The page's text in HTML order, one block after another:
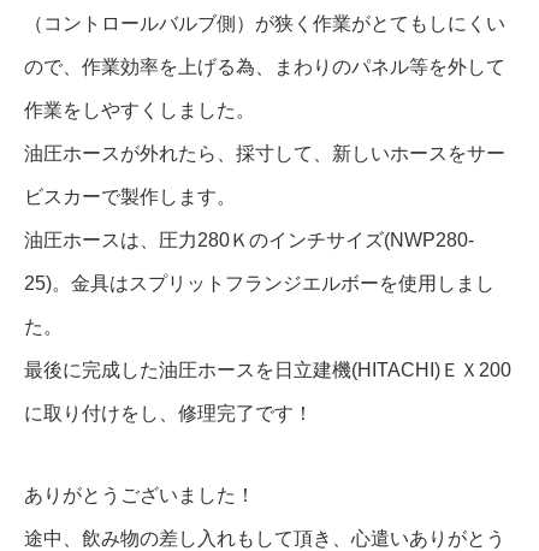
（コントロールバルブ側）が狭く作業がとてもしにくい
ので、作業効率を上げる為、まわりのパネル等を外して
作業をしやすくしました。
油圧ホースが外れたら、採寸して、新しいホースをサー
ビスカーで製作します。
油圧ホースは、圧力280Ｋのインチサイズ(NWP280-
25)。金具はスプリットフランジエルボーを使用しまし
た。
最後に完成した油圧ホースを日立建機(HITACHI)ＥＸ200
に取り付けをし、修理完了です！
ありがとうございました！
途中、飲み物の差し入れもして頂き、心遣いありがとう